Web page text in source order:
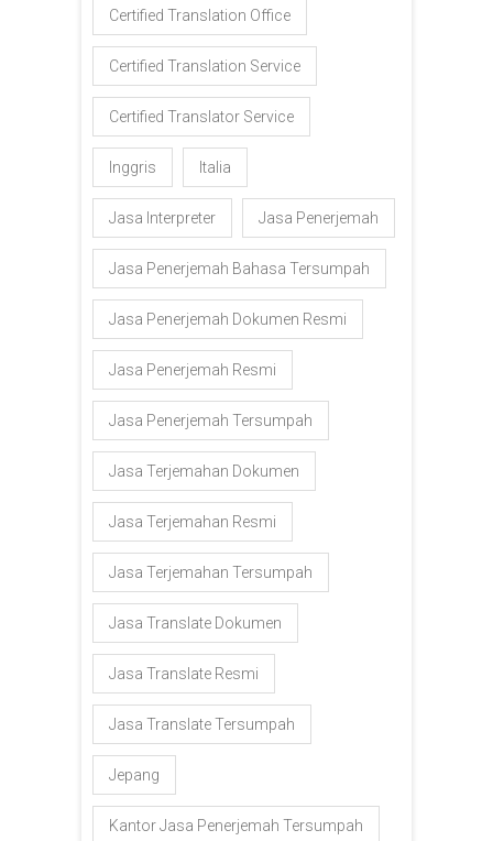
Certified Translation Office
Certified Translation Service
Certified Translator Service
Inggris Italia
Jasa Interpreter Jasa Penerjemah
Jasa Penerjemah Bahasa Tersumpah
Jasa Penerjemah Dokumen Resmi
Jasa Penerjemah Resmi
Jasa Penerjemah Tersumpah
Jasa Terjemahan Dokumen
Jasa Terjemahan Resmi
Jasa Terjemahan Tersumpah
Jasa Translate Dokumen
Jasa Translate Resmi
Jasa Translate Tersumpah
Jepang
Kantor Jasa Penerjemah Tersumpah